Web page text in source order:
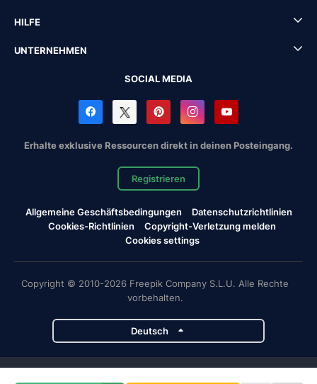
HILFE
UNTERNEHMEN
SOCIAL MEDIA
Erhalte exklusive Ressourcen direkt in deinen Posteingang.
Registrieren
Allgemeine Geschäftsbedingungen
Datenschutzrichtlinien
Cookies-Richtlinien
Copyright-Verletzung melden
Cookies settings
Copyright © 2010-2026 Freepik Company S.L.U. Alle Rechte
vorbehalten.
Deutsch